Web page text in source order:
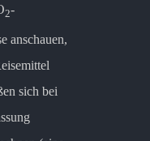
2-
anschauen,
sich bei